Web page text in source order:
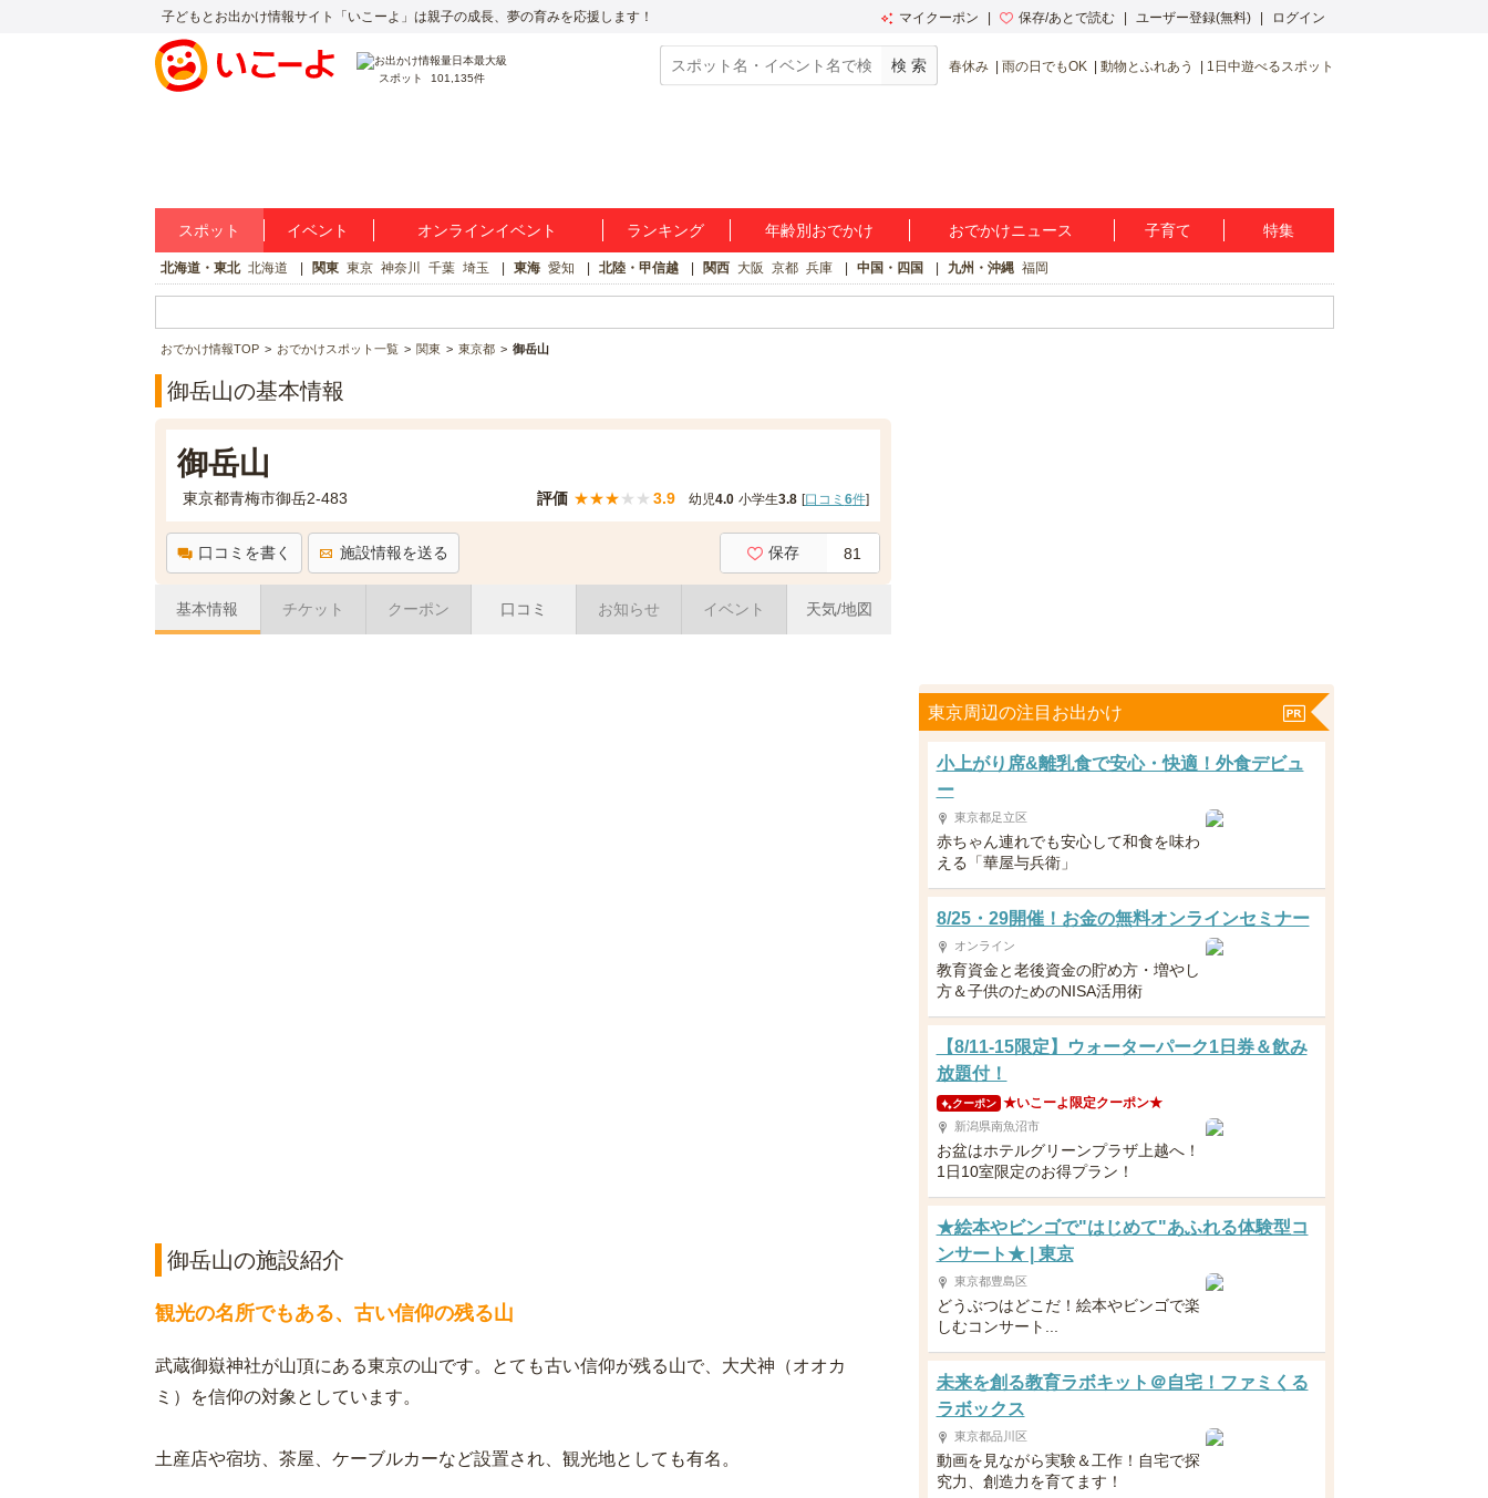
子どもとお出かけ情報サイト「いこーよ」は親子の成長、夢の育みを応援します！ マイクーポン 保存/あとで読む ユーザー登録(無料) ログイン
スポット 101,135件
春休み 雨の日でもOK 動物とふれあう 1日中遊べるスポット
スポット イベント オンラインイベント ランキング 年齢別おでかけ おでかけニュース 子育て 特集
北海道・東北 北海道 関東 東京 神奈川 千葉 埼玉 東海 愛知 北陸・甲信越 関西 大阪 京都 兵庫 中国・四国 九州・沖縄 福岡
おでかけ情報TOP おでかけスポット一覧 関東 東京都 御岳山
御岳山の基本情報
御岳山
東京都青梅市御岳2-483 評価 ★★★★ ★ 3.9 幼児4.0 小学生3.8 [口コミ 6件]
口コミを書く 施設情報を送る 保存 81
基本情報 チケット クーポン 口コミ お知らせ イベント 天気/地図
御岳山の施設紹介
観光の名所でもある、古い信仰の残る山
武蔵御嶽神社が山頂にある東京の山です。とても古い信仰が残る山で、大犬神（オオカ
ミ）を信仰の対象としています。
土産店や宿坊、茶屋、ケーブルカーなど設置され、観光地としても有名。
東京周辺の注目お出かけ
小上がり席&離乳食で安心・快適！外食デビュ
ー
東京都足立区
赤ちゃん連れでも安心して和食を味わ
える「華屋与兵衛」
8/25・29開催！お金の無料オンラインセミナー
オンライン
教育資金と老後資金の貯め方・増やし
方＆子供のためのNISA活用術
【8/11-15限定】ウォーターパーク1日券＆飲み
放題付！
クーポン ★いこーよ限定クーポン★
新潟県南魚沼市
お盆はホテルグリーンプラザ上越へ！
1日10室限定のお得プラン！
★絵本やビンゴで"はじめて"あふれる体験型コ
ンサート★ | 東京
東京都豊島区
どうぶつはどこだ！絵本やビンゴで楽
しむコンサート...
未来を創る教育ラボキット＠自宅！ファミくる
ラボックス
東京都品川区
動画を見ながら実験＆工作！自宅で探
究力、創造力を育てます！